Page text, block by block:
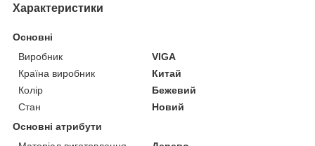
Характеристики
Основні
Виробник
VIGA
Країна виробник
Китай
Колір
Бежевий
Стан
Новий
Основні атрибути